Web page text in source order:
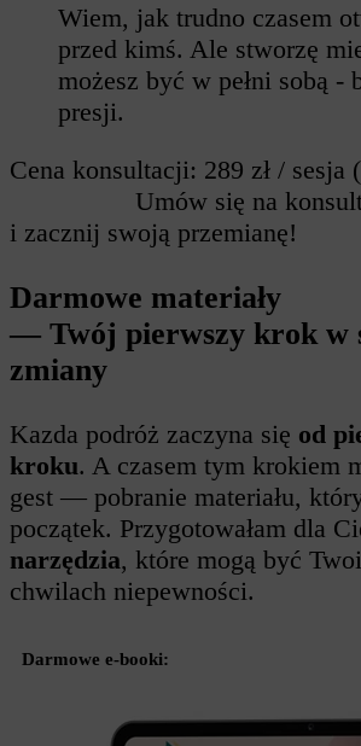
Wiem, jak trudno czasem
przed kimś. Ale stworzę
możesz być w pełni sobą -
presji.
Cena konsultacji: 289 zł / sesja
Umów się na
i zacznij swoją przemianę!
Darmowe materiały
— Twój pierwszy krok w
zmiany
Kazda podróż zaczyna się od
kroku. A czasem tym krokiem
gest — pobranie materiału,
początek. Przygotowałam dla
narzędzia, które mogą być
chwilach niepewności.
Darmowe e-booki: